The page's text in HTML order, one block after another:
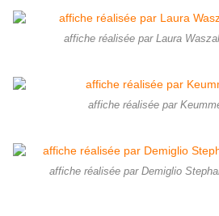
affiche réalisée par Laura
affiche réalisée par
affiche réalisée par Demiglio